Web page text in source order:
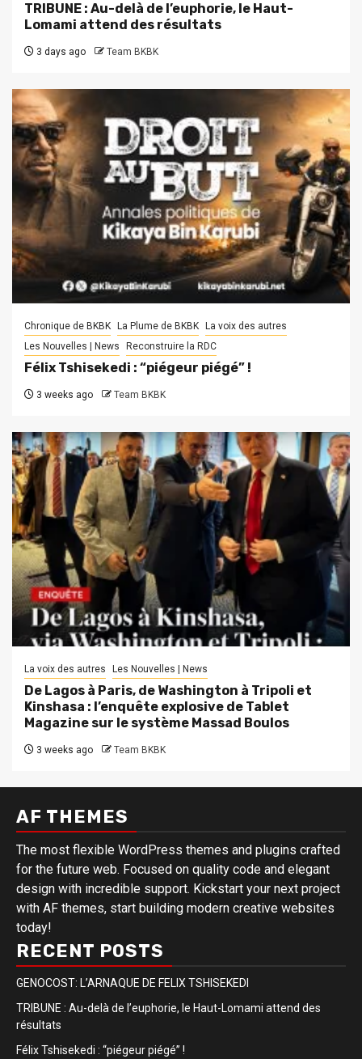
TRIBUNE : Au-delà de l’euphorie, le Haut-
Lomami attend des résultats
3 days ago Team BKBK
Chronique de BKBK La Plume de BKBK
La voix des autres
Les Nouvelles | News
Reconstruire la RDC
Félix Tshisekedi : “piégeur piégé” !
3 weeks ago Team BKBK
La voix des autres Les Nouvelles | News
De Lagos à Paris, de Washington à Tripoli et
Kinshasa : l’enquête explosive de Tablet
Magazine sur le système Massad Boulos
3 weeks ago Team BKBK
AF THEMES
The most flexible WordPress themes and plugins crafted
for the future web. Focused on quality code and elegant
design with incredible support. Kickstart your next project
with AF themes, start building modern creative websites
today!
RECENT POSTS
GENOCOST: L’ARNAQUE DE FELIX TSHISEKEDI
TRIBUNE : Au-delà de l’euphorie, le Haut-Lomami attend des
résultats
Félix Tshisekedi : “piégeur piégé” !